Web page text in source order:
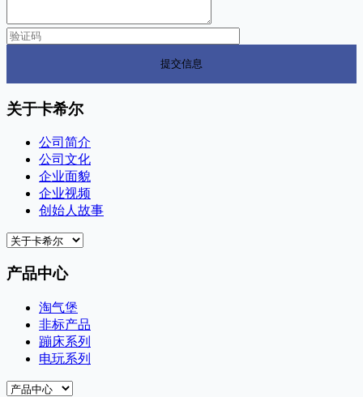
关于卡希尔
公司简介
公司文化
企业面貌
企业视频
创始人故事
产品中心
淘气堡
非标产品
蹦床系列
电玩系列